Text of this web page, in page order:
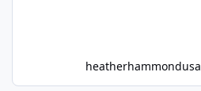
heatherhammondusa